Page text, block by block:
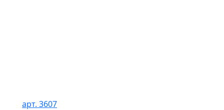
арт. 3607